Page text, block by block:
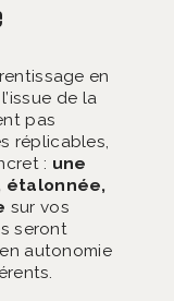
en
de la
pas
réplicables,
: une
étalonnée,
sur vos
seront
autonomie